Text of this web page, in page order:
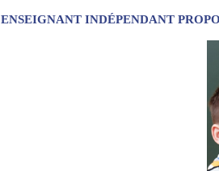
ENSEIGNANT INDÉPENDANT